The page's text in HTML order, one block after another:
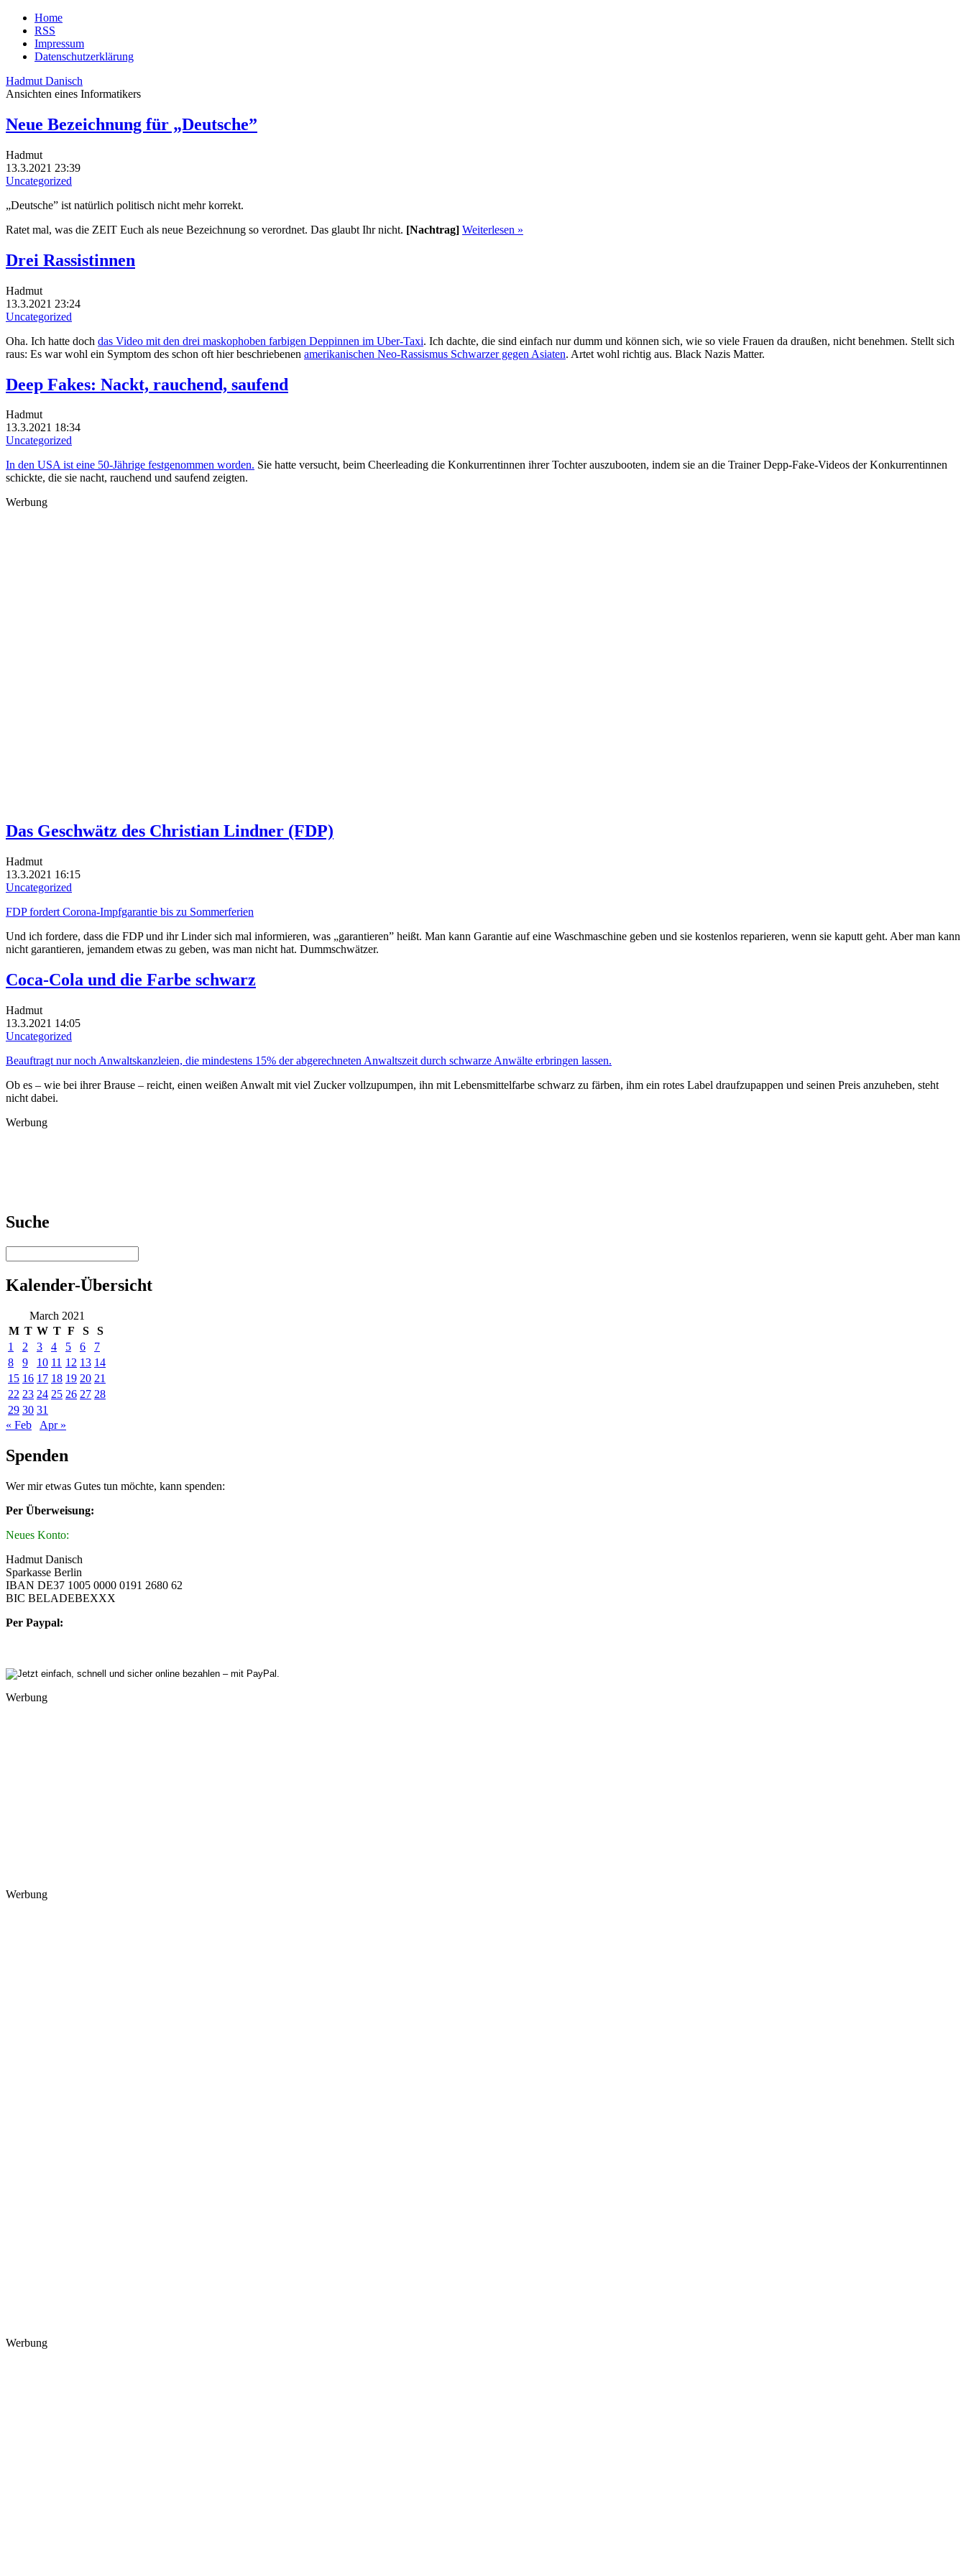
Home
RSS
Impressum
Datenschutzerklärung
Hadmut Danisch
Ansichten eines Informatikers
Neue Bezeichnung für „Deutsche”
Hadmut
13.3.2021 23:39
Uncategorized
„Deutsche” ist natürlich politisch nicht mehr korrekt.
Ratet mal, was die ZEIT Euch als neue Bezeichnung so verordnet. Das glaubt Ihr nicht. [Nachtrag] Weiterlesen »
Drei Rassistinnen
Hadmut
13.3.2021 23:24
Uncategorized
Oha. Ich hatte doch das Video mit den drei maskophoben farbigen Deppinnen im Uber-Taxi. Ich dachte, die sind einfach nur dumm und können sich, wie so viele Frauen da draußen, nicht benehmen. Stellt sich
raus: Es war wohl ein Symptom des schon oft hier beschriebenen amerikanischen Neo-Rassismus Schwarzer gegen Asiaten. Artet wohl richtig aus. Black Nazis Matter.
Deep Fakes: Nackt, rauchend, saufend
Hadmut
13.3.2021 18:34
Uncategorized
In den USA ist eine 50-Jährige festgenommen worden. Sie hatte versucht, beim Cheerleading die Konkurrentinnen ihrer Tochter auszubooten, indem sie an die Trainer Depp-Fake-Videos der Konkurrentinnen
schickte, die sie nacht, rauchend und saufend zeigten.
Werbung
Das Geschwätz des Christian Lindner (FDP)
Hadmut
13.3.2021 16:15
Uncategorized
FDP fordert Corona-Impfgarantie bis zu Sommerferien
Und ich fordere, dass die FDP und ihr Linder sich mal informieren, was „garantieren” heißt. Man kann Garantie auf eine Waschmaschine geben und sie kostenlos reparieren, wenn sie kaputt geht. Aber man kann
nicht garantieren, jemandem etwas zu geben, was man nicht hat. Dummschwätzer.
Coca-Cola und die Farbe schwarz
Hadmut
13.3.2021 14:05
Uncategorized
Beauftragt nur noch Anwaltskanzleien, die mindestens 15% der abgerechneten Anwaltszeit durch schwarze Anwälte erbringen lassen.
Ob es – wie bei ihrer Brause – reicht, einen weißen Anwalt mit viel Zucker vollzupumpen, ihn mit Lebensmittelfarbe schwarz zu färben, ihm ein rotes Label draufzupappen und seinen Preis anzuheben, steht
nicht dabei.
Werbung
Suche
Kalender-Übersicht
March 2021
M T W T F S
S
1
2 3 4 5 6
7
8
9 10 11 12 13 14
15 16 17 18 19 20 21
22 23 24 25 26 27 28
29 30 31
« Feb
Apr »
Spenden
Wer mir etwas Gutes tun möchte, kann spenden:
Per Überweisung:
Neues Konto:
Hadmut Danisch
Sparkasse Berlin
IBAN DE37 1005 0000 0191 2680 62
BIC BELADEBEXXX
Per Paypal:
Werbung
Werbung
Werbung